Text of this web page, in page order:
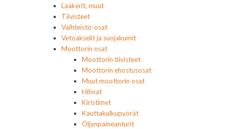
Laakerit, muut
Tiivisteet
Vaihteisto-osat
Vetoakselit ja suojakumit
Moottorin osat
Moottorin tiivisteet
Moottorin ehostusosat
Muut moottorin osat
Hihnat
Kiristimet
Kauttakulkupyörät
Öljynpaineanturit